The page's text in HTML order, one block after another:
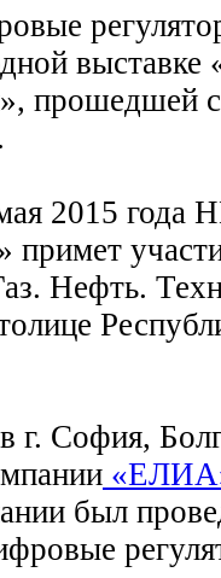
выставке
прошедшей
2015
примет
Нефть.
г. София,
был